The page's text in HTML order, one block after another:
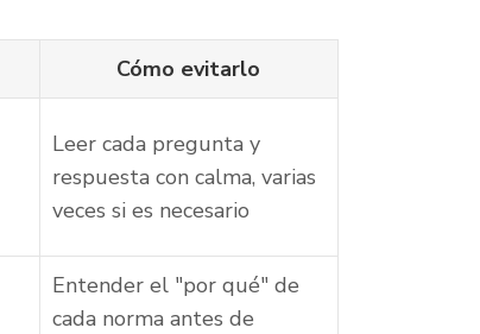
Cómo evitarlo
Leer cada pregunta y
respuesta con calma, varias
veces si es necesario
Entender el "por qué" de
cada norma antes de